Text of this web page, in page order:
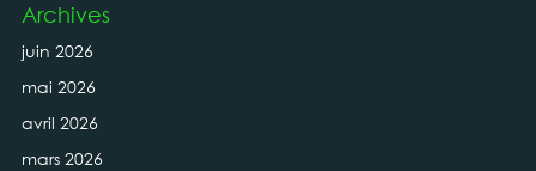
Archives
juin 2026
mai 2026
avril 2026
mars 2026